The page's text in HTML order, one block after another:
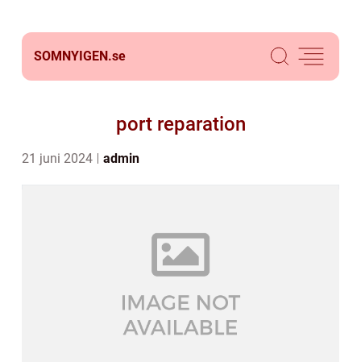
SOMNYIGEN.se
port reparation
21 juni 2024 admin